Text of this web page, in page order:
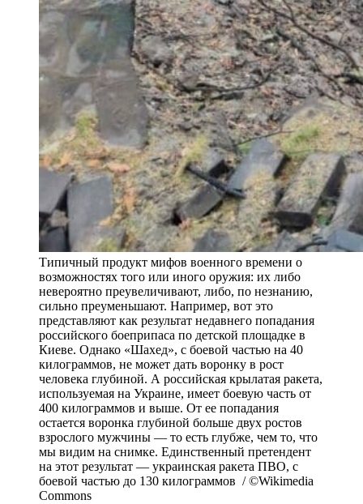
Типичный продукт мифов военного времени о
возможностях того или иного оружия: их либо
невероятно преувеличивают, либо, по незнанию,
сильно преуменьшают. Например, вот это
представляют как результат недавнего попадания
российского боеприпаса по детской площадке в
Киеве. Однако «Шахед», с боевой частью на 40
килограммов, не может дать воронку в рост
человека глубиной. А российская крылатая ракета,
используемая на Украине, имеет боевую часть от
400 килограммов и выше. От ее попадания
остается воронка глубиной больше двух ростов
взрослого мужчины — то есть глубже, чем то, что
мы видим на снимке. Единственный претендент
на этот результат — украинская ракета ПВО, с
боевой частью до 130 килограммов / ©Wikimedia
Commons